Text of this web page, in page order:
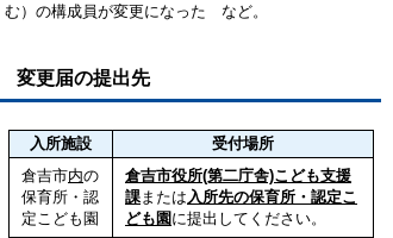
む）の構成員が変更になった など。
変更届の提出先
入所施設
受付場所
倉吉市内の
保育所・認
定こども園
倉吉市役所(第二庁舎)こども支援
課または入所先の保育所・認定こ
ども園 に提出してください。